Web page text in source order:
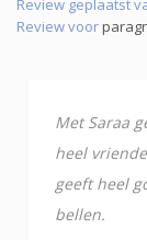
Review geplaatst
Review voor
Met Saraa
heel
geeft heel
bellen.